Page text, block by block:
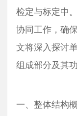
检定与标定中
协同工作，确
文将深入探讨
组成部分及其功
一、整体结构